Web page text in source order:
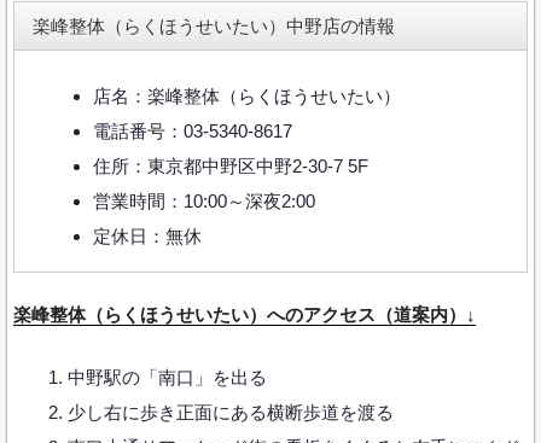
楽峰整体（らくほうせいたい）中野店の情報
店名：楽峰整体（らくほうせいたい）
電話番号：03-5340-8617
住所：東京都中野区中野2-30-7 5F
営業時間：10:00～深夜2:00
定休日：無休
楽峰整体（らくほうせいたい）へのアクセス（道案内）↓
中野駅の「南口」を出る
少し右に歩き正面にある横断歩道を渡る